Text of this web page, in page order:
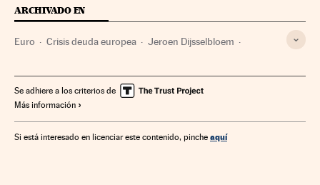
ARCHIVADO EN
Euro Crisis deuda europea Jeroen Dijsselbloem
Rescate financiero Unión Europea Crisis financiera
España Relaciones exteriores Mercados financieros
Se adhiere a los criterios de
Más información
Si está interesado en licenciar este contenido, pinche aquí